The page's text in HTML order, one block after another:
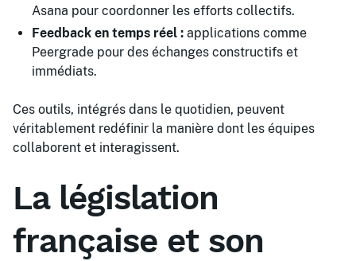
Asana pour coordonner les efforts collectifs.
Feedback en temps réel : applications comme
Peergrade pour des échanges constructifs et
immédiats.
Ces outils, intégrés dans le quotidien, peuvent
véritablement redéfinir la manière dont les équipes
collaborent et interagissent.
La législation
française et son